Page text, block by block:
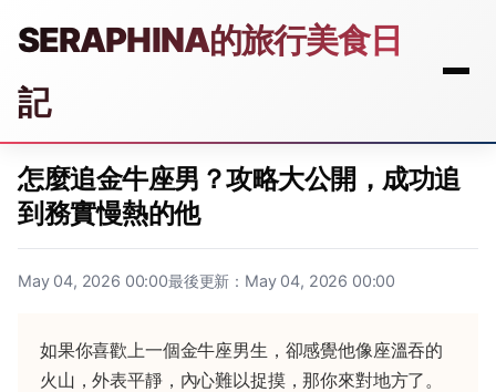
SERAPHINA的旅行美食日
記
怎麼追金牛座男？攻略大公開，成功追
到務實慢熱的他
May 04, 2026 00:00最後更新：May 04, 2026 00:00
如果你喜歡上一個金牛座男生，卻感覺他像座溫吞的
火山，外表平靜，內心難以捉摸，那你來對地方了。